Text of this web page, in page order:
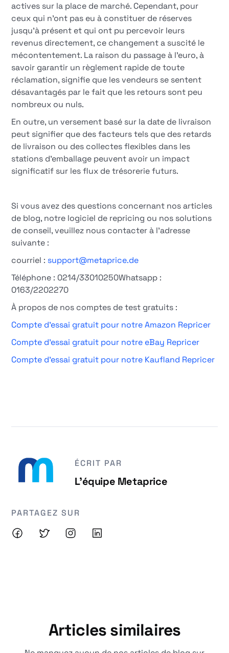
actives sur la place de marché. Cependant, pour
ceux qui n'ont pas eu à constituer de réserves
jusqu'à présent et qui ont pu percevoir leurs
revenus directement, ce changement a suscité le
mécontentement. La raison du passage à l'euro, à
savoir garantir un règlement rapide de toute
réclamation, signifie que les vendeurs se sentent
désavantagés par le fait que les retours sont peu
nombreux ou nuls.
En outre, un versement basé sur la date de livraison
peut signifier que des facteurs tels que des retards
de livraison ou des collectes flexibles dans les
stations d'emballage peuvent avoir un impact
significatif sur les flux de trésorerie futurs.
Si vous avez des questions concernant nos articles
de blog, notre logiciel de repricing ou nos solutions
de conseil, veuillez nous contacter à l'adresse
suivante :
courriel : support@metaprice.de
Téléphone : 0214/33010250Whatsapp :
0163/2202270
À propos de nos comptes de test gratuits :
Compte d'essai gratuit pour notre Amazon Repricer
Compte d'essai gratuit pour notre eBay Repricer
Compte d'essai gratuit pour notre Kaufland Repricer
ÉCRIT PAR
L'équipe Metaprice
PARTAGEZ SUR
Articles similaires